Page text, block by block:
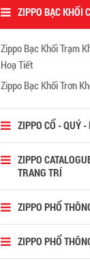
ZIPPO BẠC KHỐI
Zippo Bạc Khối Trạm
Hoạ Tiết
Zippo Bạc Khối Trơn
ZIPPO CỔ - QUÝ -
ZIPPO
TRANG TRÍ
ZIPPO PHỔ
ZIPPO PHỔ